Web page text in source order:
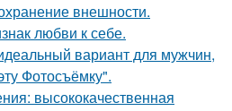
внешности.
любви к себе.
вариант для мужчин,
Фотосъёмку".
высококачественная